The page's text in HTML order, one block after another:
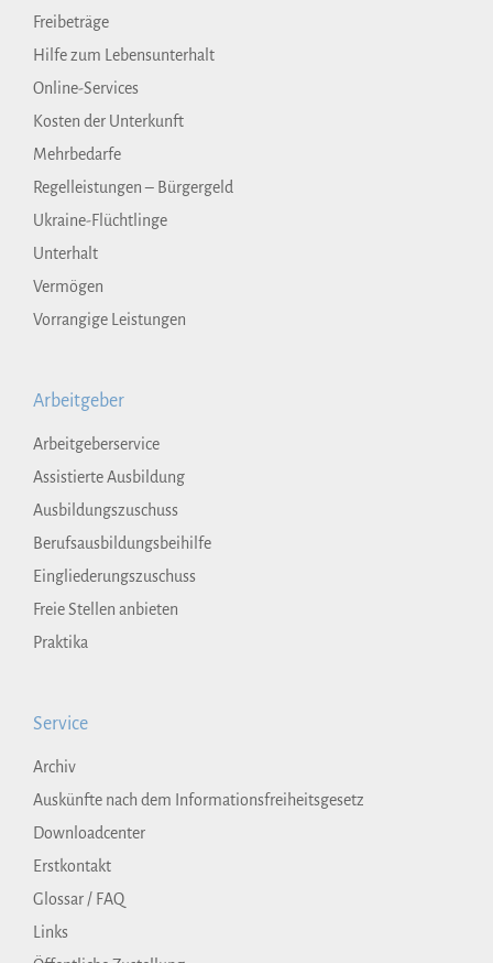
Freibeträge
Hilfe zum Lebensunterhalt
Online-Services
Kosten der Unterkunft
Mehrbedarfe
Regelleistungen – Bürgergeld
Ukraine-Flüchtlinge
Unterhalt
Vermögen
Vorrangige Leistungen
Arbeitgeber
Arbeitgeberservice
Assistierte Ausbildung
Ausbildungszuschuss
Berufsausbildungsbeihilfe
Eingliederungszuschuss
Freie Stellen anbieten
Praktika
Service
Archiv
Auskünfte nach dem Informationsfreiheitsgesetz
Downloadcenter
Erstkontakt
Glossar / FAQ
Links